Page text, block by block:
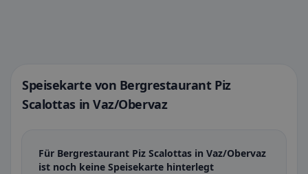
Speisekarte von Bergrestaurant Piz
Scalottas in Vaz/Obervaz
Für Bergrestaurant Piz Scalottas in Vaz/Obervaz
ist noch keine Speisekarte hinterlegt